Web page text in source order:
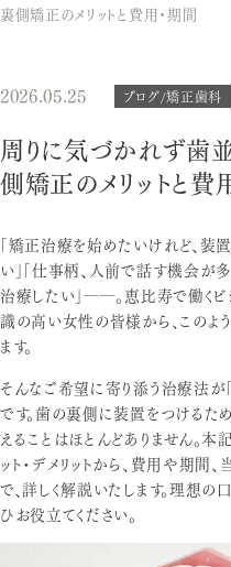
裏側矯正のメリットと費用・期間
2026.05.25 ブログ/矯正歯科
周りに気づかれず歯
側矯正のメリットと費
「矯正治療を始めたいけれど、装
い」「仕事柄、人前で話す機会が
治療したい」――。恵比寿で働くビ
識の高い女性の皆様から、このよ
ます。
そんなご希望に寄り添う治療法が
です。歯の裏側に装置をつけるた
えることはほとんどありません。
ット・デメリットから、費用や期間
で、詳しく解説いたします。理想の
ひお役立てください。